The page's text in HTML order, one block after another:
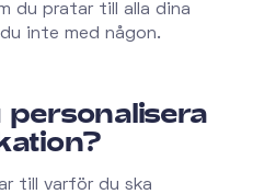
du pratar till alla dina
inte med någon.
till varför du ska